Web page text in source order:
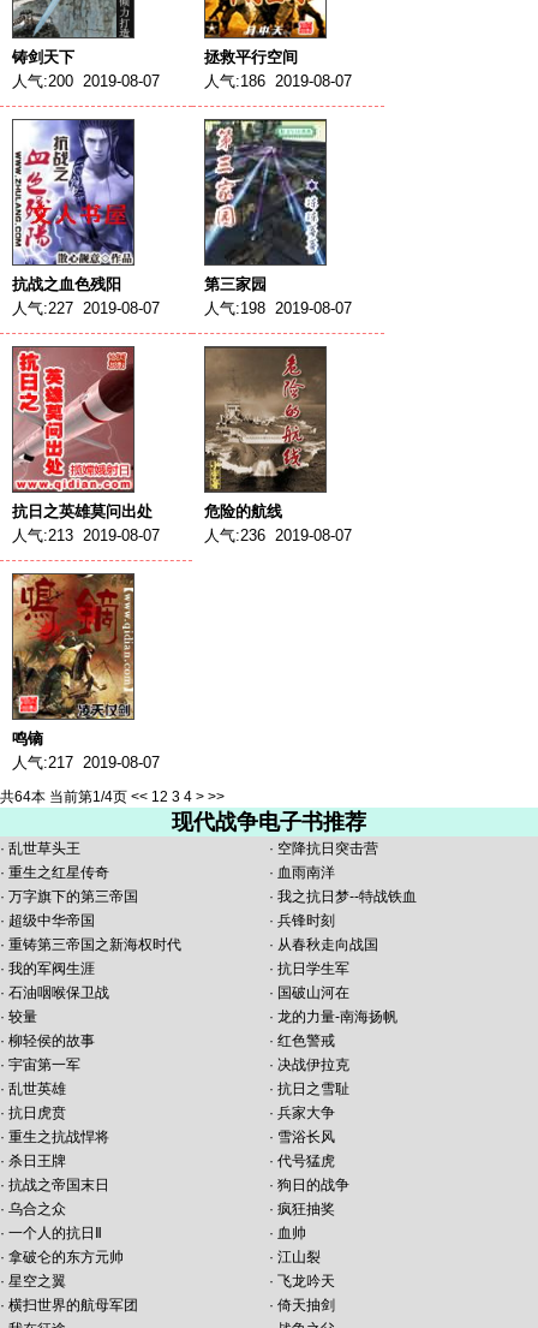
铸剑天下
人气:200 2019-08-07
拯救平行空间
人气:186 2019-08-07
抗战之血色残阳
人气:227 2019-08-07
第三家园
人气:198 2019-08-07
抗日之英雄莫问出处
人气:213 2019-08-07
危险的航线
人气:236 2019-08-07
鸣镝
人气:217 2019-08-07
共64本 当前第1/4页 << 12 3 4 > >>
现代战争电子书推荐
· 乱世草头王 · 空降抗日突击营
· 重生之红星传奇 · 血雨南洋
· 万字旗下的第三帝国 · 我之抗日梦--特战铁血
· 超级中华帝国 · 兵锋时刻
· 重铸第三帝国之新海权时代 · 从春秋走向战国
· 我的军阀生涯 · 抗日学生军
· 石油咽喉保卫战 · 国破山河在
· 较量 · 龙的力量-南海扬帆
· 柳轻侯的故事 · 红色警戒
· 宇宙第一军 · 决战伊拉克
· 乱世英雄 · 抗日之雪耻
· 抗日虎贲 · 兵家大争
· 重生之抗战悍将 · 雪浴长风
· 杀日王牌 · 代号猛虎
· 抗战之帝国末日 · 狗日的战争
· 乌合之众 · 疯狂抽奖
· 一个人的抗日Ⅱ · 血帅
· 拿破仑的东方元帅 · 江山裂
· 星空之翼 · 飞龙吟天
· 横扫世界的航母军团 · 倚天抽剑